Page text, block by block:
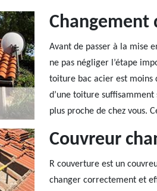
Changement
Avant de passer à la mise
ne pas négliger l’étape
toiture bac acier est moins
d’une toiture
plus proche de chez vous.
Couvreur
R couverture est un
changer correctement et